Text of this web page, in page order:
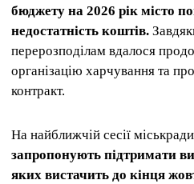
бюджету на 2026 рік місто
недостатність коштів.
перерозподілам вдалося
організацію харчування та
контракт.
На найближчій сесії міськради
запропонують підтримати
яких вистачить до кінця